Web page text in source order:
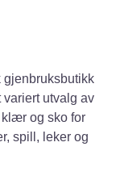
gjenbruksbutikk
variert utvalg av
klær og sko for
spill, leker og